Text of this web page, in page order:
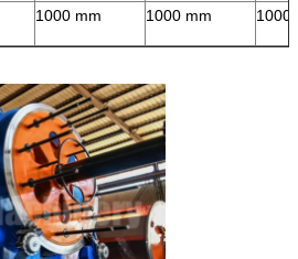
1000 mm 1000 mm 1000